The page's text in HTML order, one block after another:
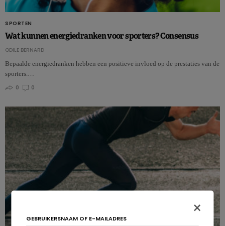
SPORTEN
Wat kunnen energiedranken voor sporters? Consensus
ODILE BERNARD
Bepaalde energiedranken hebben een positieve invloed op de prestaties van de
sporters.…
0
0
×
GEBRUIKERSNAAM OF E-MAILADRES